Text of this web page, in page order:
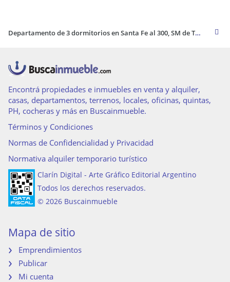
Departamento de 3 dormitorios en Santa Fe al 300, SM de Tucumán
Encontrá propiedades e inmuebles en venta y alquiler,
casas, departamentos, terrenos, locales, oficinas, quintas,
PH, cocheras y más en Buscainmueble.
Términos y Condiciones
Normas de Confidencialidad y Privacidad
Normativa alquiler temporario turístico
Clarín Digital - Arte Gráfico Editorial Argentino
Todos los derechos reservados.
© 2026 Buscainmueble
Mapa de sitio
Emprendimientos
Publicar
Mi cuenta